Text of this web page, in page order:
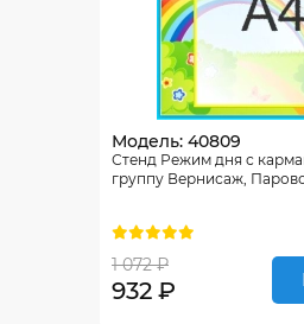
Модель: 40809
Стенд Режим дня с
группу Вернисаж,
1 072 ₽
932 ₽